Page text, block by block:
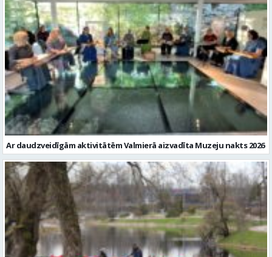
Ar daudzveidīgām aktivitātēm Valmierā aizvadīta Muzeju nakts 2026